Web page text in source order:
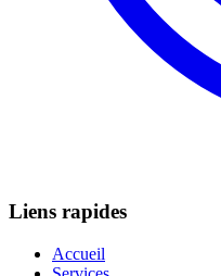
Liens rapides
Accueil